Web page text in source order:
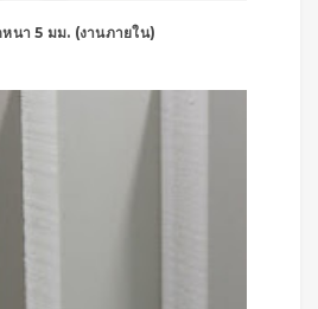
นา 5 มม. (งานภายใน)